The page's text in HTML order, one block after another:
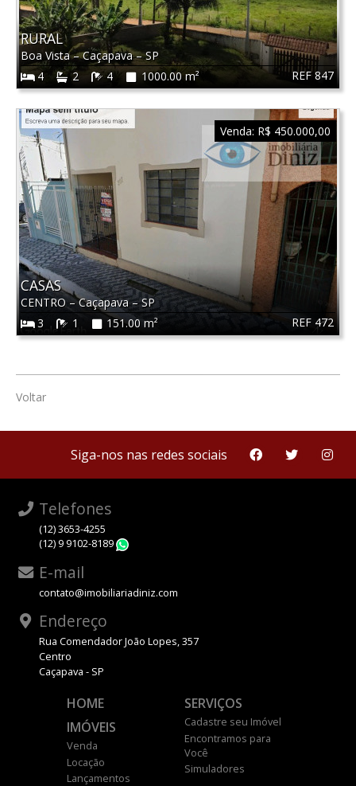
REF 847
RURAL
Boa Vista–Caçapava–SP
4
2 4 1000.00 m²
REF 472
CASAS
CENTRO–Caçapava–SP
3
1 151.00 m²
Venda: R$ 450.000,00
Voltar
Siga-nos nas redes sociais
Telefones
(12) 3653-4255
(12) 9 9102-8189
E-mail
contato@imobiliariadiniz.com
Endereço
Rua Comendador João Lopes, 357
Centro
Caçapava - SP
HOME
IMÓVEIS
Venda
Locação
Lançamentos
SERVIÇOS
Cadastre seu Imóvel
Encontramos para
Você
Simuladores